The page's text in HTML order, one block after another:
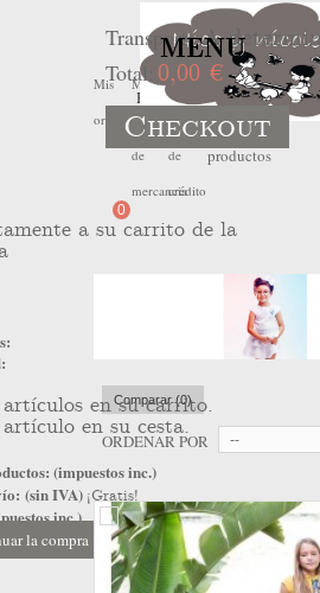
Mis
ordenes
Mis
devoluciones
de
mercancia
Mis
hojas
de
crédito
No
hay
productos
0
TransporteA
Total: 0,00 €
Checkout
a su carrito de la
en su carrito.
en su cesta.
(impuestos inc.)
(sin IVA) ¡Gratis!
inc.)
la compra Ir a la caja
MENU
Home Outlet Verano >
Comparar (0)
ORDENAR POR --